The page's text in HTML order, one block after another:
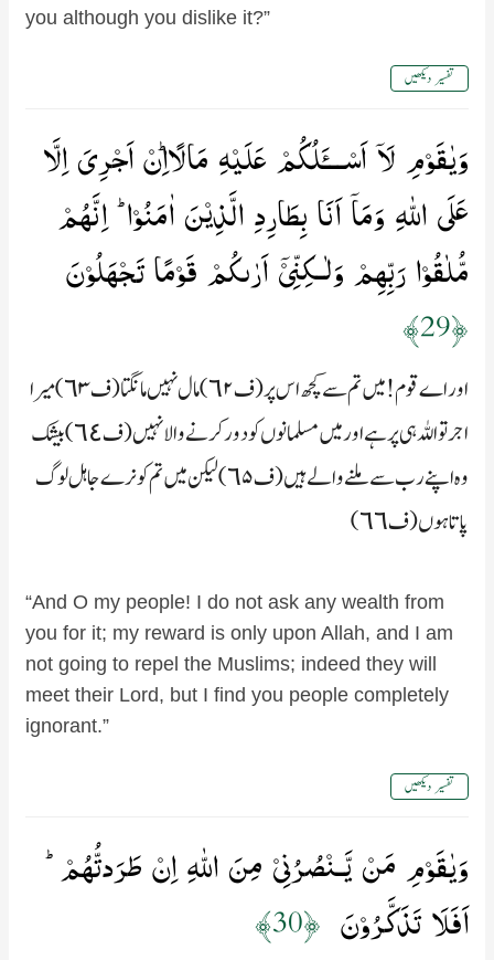
you although you dislike it?”
تفسیر دیکھیں
وَيٰقَوۡمِ لَاۤ اَسۡـــَٔلُكُمۡ عَلَيۡهِ مَالًا ؕاِنۡ اَجۡرِىَ اِلَّا
عَلَى اللّٰهِ​ وَمَاۤ اَنَا بِطَارِدِ الَّذِيۡنَ اٰمَنُوۡا​ ؕ اِنَّهُمۡ
مُّلٰقُوۡا رَبِّهِمۡ وَلٰـكِنِّىۡۤ اَرٰٮكُمۡ قَوۡمًا تَجۡهَلُوۡنَ‏
﴿29﴾
اور اے قوم! میں تم سے کچھ اس پر (ف٦۲) مال نہیں مانگتا (ف٦۳) میرا
اجر تو اللہ ہی پر ہے اور میں مسلمانوں کو دور کرنے والا نہیں (ف٦٤) بیشک
وہ اپنے رب سے ملنے والے ہیں (ف٦۵) لیکن میں تم کو نرے جاہل لوگ
پاتا ہوں (ف٦٦)
“And O my people! I do not ask any wealth from
you for it; my reward is only upon Allah, and I am
not going to repel the Muslims; indeed they will
meet their Lord, but I find you people completely
ignorant.”
تفسیر دیکھیں
وَيٰقَوۡمِ مَنۡ يَّـنۡصُرُنِىۡ مِنَ اللّٰهِ اِنۡ طَرَدتُّهُمۡ​ؕ
اَفَلَا تَذَكَّرُوۡنَ‏ ﴿30﴾